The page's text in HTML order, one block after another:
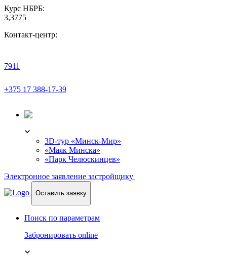
Курс НБРБ:
3,3775
Контакт-центр:
7911
+375 17 388-17-39
3D-тур «Минск-Мир»
«Маяк Минска»
«Парк Челюскинцев»
Электронное заявление застройщику
Оставить заявку
Поиск по параметрам
Забронировать online